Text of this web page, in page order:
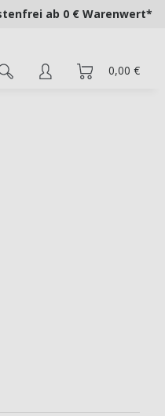
ab 0 € Warenwert*
0,00 €